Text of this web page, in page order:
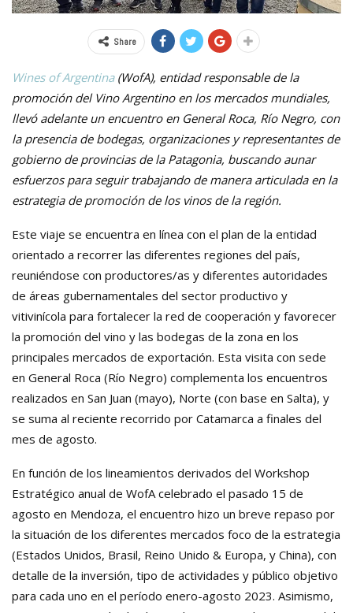
Share
Wines of Argentina(WofA), entidad responsable de la
promoción del Vino Argentino en los mercados mundiales,
llevó adelante un encuentro en General Roca, Río Negro, con
la presencia de bodegas, organizaciones y representantes de
gobierno de provincias de la Patagonia, buscando aunar
esfuerzos para seguir trabajando de manera articulada en la
estrategia de promoción de los vinos de la región.
Este viaje se encuentra en línea con el plan de la entidad
orientado a recorrer las diferentes regiones del país,
reuniéndose con productores/as y diferentes autoridades
de áreas gubernamentales del sector productivo y
vitivinícola para fortalecer la red de cooperación y favorecer
la promoción del vino y las bodegas de la zona en los
principales mercados de exportación. Esta visita con sede
en General Roca (Río Negro) complementa los encuentros
realizados en San Juan (mayo), Norte (con base en Salta), y
se suma al reciente recorrido por Catamarca a finales del
mes de agosto.
En función de los lineamientos derivados del Workshop
Estratégico anual de WofA celebrado el pasado 15 de
agosto en Mendoza, el encuentro hizo un breve repaso por
la situación de los diferentes mercados foco de la estrategia
(Estados Unidos, Brasil, Reino Unido & Europa, y China), con
detalle de la inversión, tipo de actividades y público objetivo
para cada uno en el período enero-agosto 2023. Asimismo,